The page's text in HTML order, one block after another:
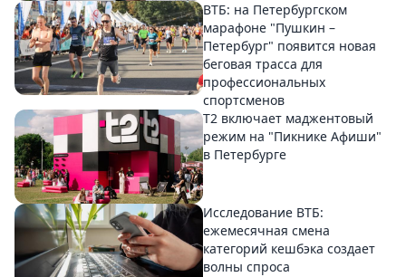
ВТБ: на Петербургском
марафоне "Пушкин –
Петербург" появится новая
беговая трасса для
профессиональных
спортсменов
Т2 включает маджентовый
режим на "Пикнике Афиши"
в Петербурге
Исследование ВТБ:
ежемесячная смена
категорий кешбэка создает
волны спроса